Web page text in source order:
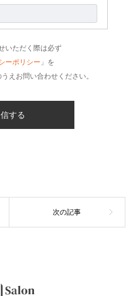
いただく際は必ず
ーポリシー 」を
えお問い合わせください。